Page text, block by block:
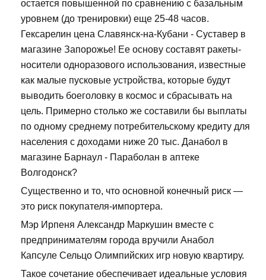
остается повышенной по сравнению с базальным
уровнем (до тренировки) еще 25-48 часов.
Гексарелин цена Славянск-на-Кубани - Суставер в
магазине Запорожье! Ее основу составят ракеты-
носители одноразового использования, известные
как малые пусковые устройства, которые будут
выводить боеголовку в космос и сбрасывать на
цель. Примерно столько же составили бы выплаты
по одному среднему потребительскому кредиту для
населения с доходами ниже 20 тыс. Данабол в
магазине Барнаул - Параболан в аптеке
Волгодонск?
Существенно и то, что основной конечный риск —
это риск покупателя-импортера.
Мэр Ирпеня Александр Маркушин вместе с
предпринимателям города вручили Анабол
Капсуле Сельцо Олимпийских игр новую квартиру.
Такое сочетание обеспечивает идеальные условия